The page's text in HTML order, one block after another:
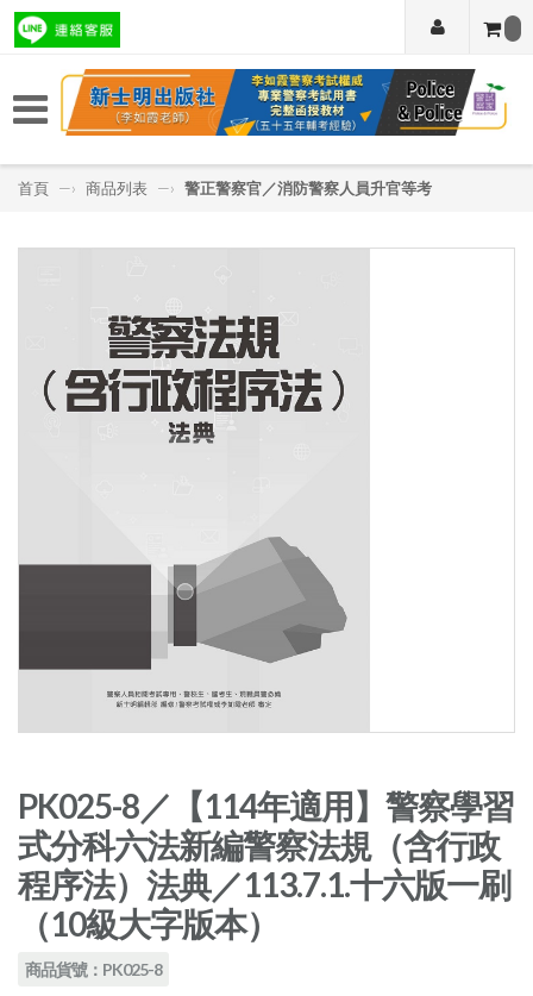
首頁 —› 商品列表 —› 警正警察官／消防警察人員升官等考
PK025-8／【114年適用】警察學習
式分科六法新編警察法規（含行政
程序法）法典／113.7.1.十六版一刷
（10級大字版本）
商品貨號：PK025-8